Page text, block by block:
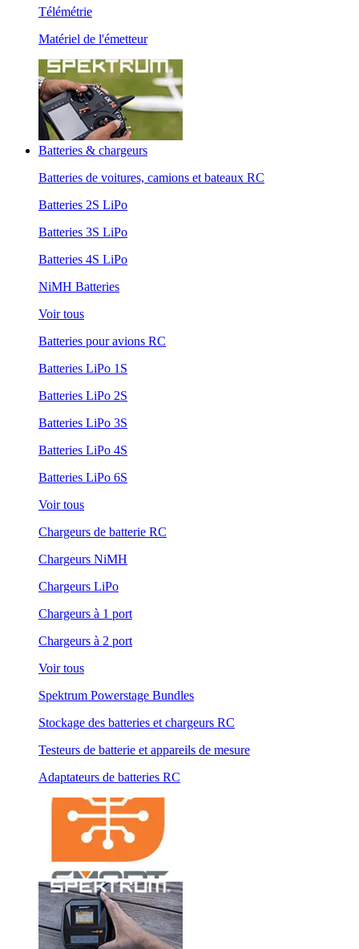
Télémétrie
Matériel de l'émetteur
Batteries & chargeurs
Batteries de voitures, camions et bateaux RC
Batteries 2S LiPo
Batteries 3S LiPo
Batteries 4S LiPo
NiMH Batteries
Voir tous
Batteries pour avions RC
Batteries LiPo 1S
Batteries LiPo 2S
Batteries LiPo 3S
Batteries LiPo 4S
Batteries LiPo 6S
Voir tous
Chargeurs de batterie RC
Chargeurs NiMH
Chargeurs LiPo
Chargeurs à 1 port
Chargeurs à 2 port
Voir tous
Spektrum Powerstage Bundles
Stockage des batteries et chargeurs RC
Testeurs de batterie et appareils de mesure
Adaptateurs de batteries RC